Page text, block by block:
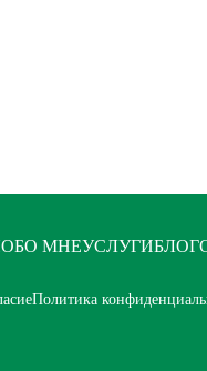
ОБО МНЕУСЛУГИБЛОГ
Политика